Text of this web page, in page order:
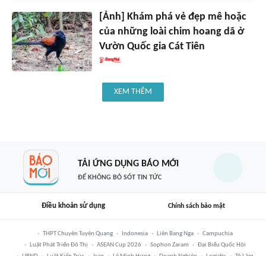
[Ảnh] Khám phá vẻ đẹp mê hoặc
của những loài chim hoang dã ở
Vườn Quốc gia Cát Tiên
XEM THÊM
TẢI ỨNG DỤNG BÁO MỚI
ĐỂ KHÔNG BỎ SÓT TIN TỨC
Điều khoản sử dụng Chính sách bảo mật
THPT Chuyên Tuyên Quang Indonesia Liên Bang Nga
Campuchia
Luật Phát Triển Đô Thị
ASEAN Cup 2026 Sophon Zaram
Đại Biểu Quốc Hội